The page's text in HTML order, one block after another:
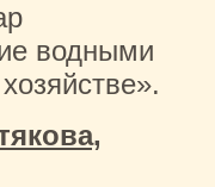
водными